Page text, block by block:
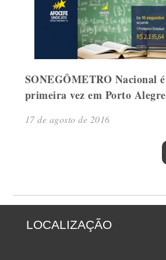
SONEGÔMETRO Nacional
primeira vez em Porto Alegre
17 de agosto de 2016
LOCALIZAÇÃO